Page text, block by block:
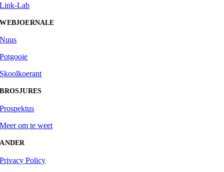
Link-Lab
WEBJOERNALE
Nuus
Potgooie
Skoolkoerant
BROSJURES
Prospektus
Meer om te weet
ANDER
Privacy Policy